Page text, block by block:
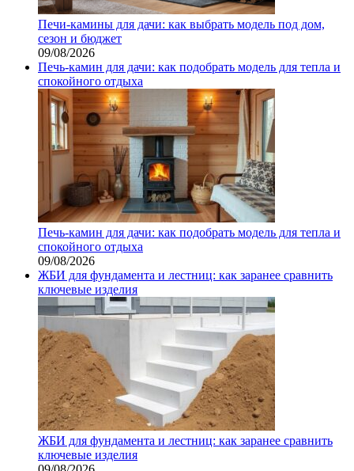
Печи-камины для дачи: как выбрать модель под дом,
сезон и бюджет
09/08/2026
Печь-камин для дачи: как подобрать модель для тепла и
спокойного отдыха
Печь-камин для дачи: как подобрать модель для тепла и
спокойного отдыха
09/08/2026
ЖБИ для фундамента и лестниц: как заранее сравнить
ключевые изделия
ЖБИ для фундамента и лестниц: как заранее сравнить
ключевые изделия